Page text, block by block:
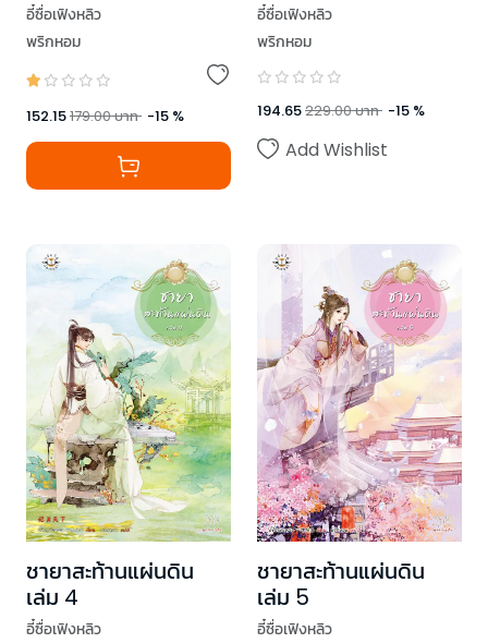
อี๋ซื่อเฟิงหลิว
พริกหอม
152.15179.00บาท -15 %
อี๋ซื่อเฟิงหลิว
พริกหอม
194.65229.00บาท -15 %
Add Wishlist
ชายาสะท้านแผ่นดิน
เล่ม 4
อี๋ซื่อเฟิงหลิว
ชายาสะท้านแผ่นดิน
เล่ม 5
อี๋ซื่อเฟิงหลิว